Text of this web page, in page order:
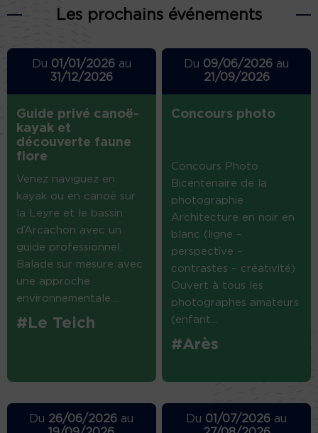
Les prochains événements
Du 01/01/2026au
31/12/2026
Guide privé canoë-
kayak et
découverte faune
flore
Venez naviguez en
kayak ou en canoë sur
la Leyre et le bassin
d’Arcachon avec un
guide professionnel.
Balade sur mesure avec
une approche
environnementale....
#Le Teich
Du 09/06/2026 au
21/09/2026
Concours photo
Concours Photo
Bicentenaire de la
photographie
Architecture en noir en
blanc (ligne –
perspective –
contrastes – créativité)
Ouvert à tous les
photographes amateurs
(enfant...
#Arès
Du 26/06/2026 au
Du 01/07/2026 au